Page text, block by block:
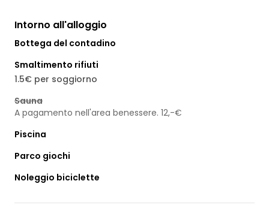
Intorno all'alloggio
Bottega del contadino
Smaltimento rifiuti
1.5€ per soggiorno
Sauna
A pagamento nell'area benessere. 12,-€
Piscina
Parco giochi
Noleggio biciclette